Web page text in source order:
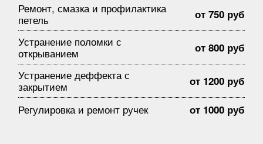
Ремонт, смазка и профилактика
петель
от 750 руб
Устранение поломки с
открыванием
от 800 руб
Устранение деффекта с
закрытием
от 1200 руб
Регулировка и ремонт ручек от 1000 руб